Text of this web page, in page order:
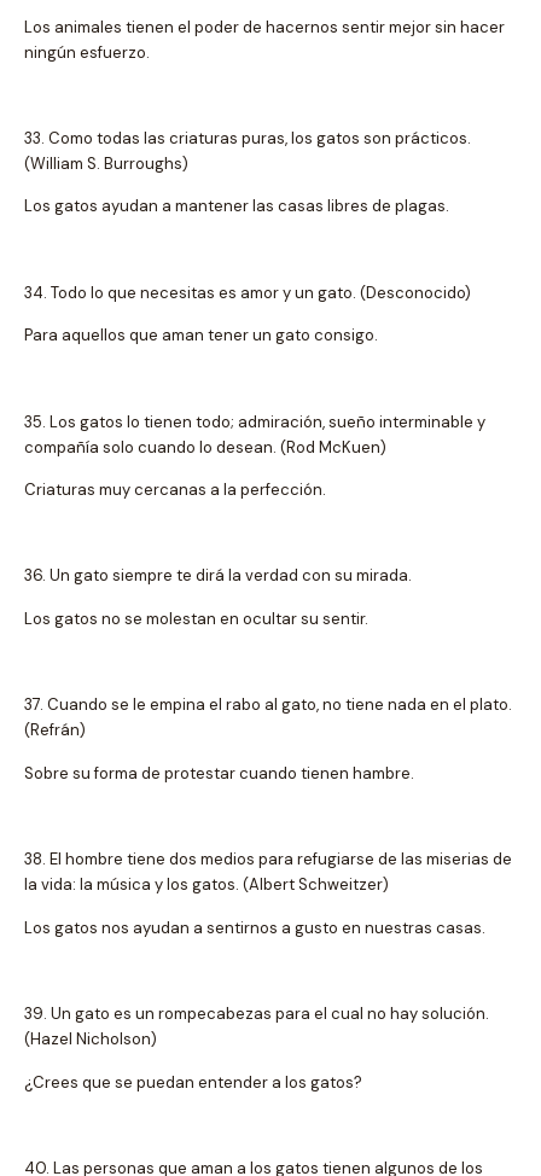
Los animales tienen el poder de hacernos sentir mejor sin hacer
ningún esfuerzo.
33. Como todas las criaturas puras, los gatos son prácticos.
(William S. Burroughs)
Los gatos ayudan a mantener las casas libres de plagas.
34. Todo lo que necesitas es amor y un gato. (Desconocido)
Para aquellos que aman tener un gato consigo.
35. Los gatos lo tienen todo; admiración, sueño interminable y
compañía solo cuando lo desean. (Rod McKuen)
Criaturas muy cercanas a la perfección.
36. Un gato siempre te dirá la verdad con su mirada.
Los gatos no se molestan en ocultar su sentir.
37. Cuando se le empina el rabo al gato, no tiene nada en el plato.
(Refrán)
Sobre su forma de protestar cuando tienen hambre.
38. El hombre tiene dos medios para refugiarse de las miserias de
la vida: la música y los gatos. (Albert Schweitzer)
Los gatos nos ayudan a sentirnos a gusto en nuestras casas.
39. Un gato es un rompecabezas para el cual no hay solución.
(Hazel Nicholson)
¿Crees que se puedan entender a los gatos?
40. Las personas que aman a los gatos tienen algunos de los